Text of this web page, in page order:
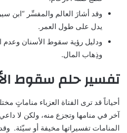
وقد أشارَ العالم والمفسِّر “ابن
يدل على طول العمر.
ودليل رؤية سقوط الأسنان وعدم
وذِهاب المال.
تفسير حلم سقوط
أحياناً قد ترى الفتاة العزباء مناماتٍ
آخر في منامها وتجزع منه، ولكن لا
المنامات تفسيراتها مخيفة أو سيّئة.